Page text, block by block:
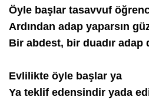
Öyle başlar tasavvuf
Ardından adap yaparsın
Bir abdest, bir duadır adap
Evlilikte öyle başlar ya
Ya teklif edensindir yada